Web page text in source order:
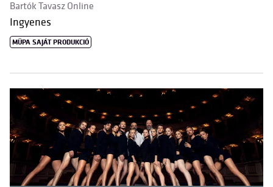
Bartók Tavasz Online
Ingyenes
MÜPA SAJÁT PRODUKCIÓ